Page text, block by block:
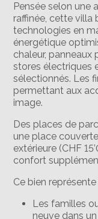
Pensée selon une
raffinée, cette villa
technologies en
énergétique
chaleur,
stores électriques
sélectionnés. Les
permettant aux
image.
Des places de
une place
extérieure (CHF
confort
Ce bien
Les familles
neuve dans